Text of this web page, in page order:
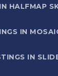
HALFMAP
IN
IN